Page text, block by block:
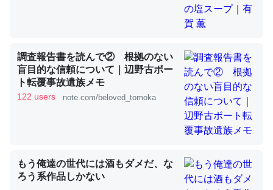
─ニュース :: 【研究発表】昆虫学の大問題＝「昆虫はなぜ海にいな
ウチもEchoを実家に置いて４年。でたまに覗いてる。ぼ
ちぼちRingも置こうかと画策中。あと、Googleマップで
これ見て生きてるなって分かる。
─たまにLINEするくらいだった遠方の父67歳と僕。ITツール導入で
コミュニケーションが劇的に変化した｜tayorini by LIFULL介護
調査報告書を読んで② 根拠のない
盲目的な信頼について｜辺野古ボー
ト転覆事故遺族メモ
122 users note.com/beloved_tomoka
もう俺達の世代には酒もダメだ、な
ろう系作品しかない